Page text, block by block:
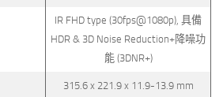
IR FHD type (30fps@1080p), 具備
HDR & 3D Noise Reduction+降噪功
能 (3DNR+)
315.6 x 221.9 x 11.9-13.9 mm